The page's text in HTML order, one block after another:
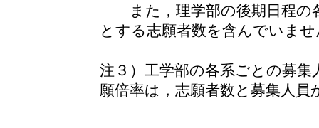
また，理学部の後期日程の
とする志願者数を含んでいませ
注３）工学部の各系ごとの募
願倍率は，志願者数と募集人